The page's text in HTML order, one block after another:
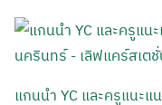
แกนนำ YC และครูแนะ